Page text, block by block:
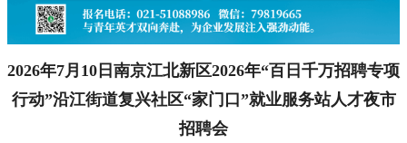
2026年7月10日南京江北新区2026年“百日千万招聘专项
行动”沿江街道复兴社区“家门口”就业服务站人才夜市
招聘会